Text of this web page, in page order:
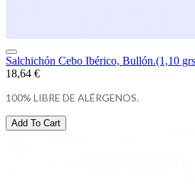
Salchichón Cebo Ibérico, Bullón.(1,10
18,64 €
100% LIBRE DE ALÉRGENOS.
Add To Cart